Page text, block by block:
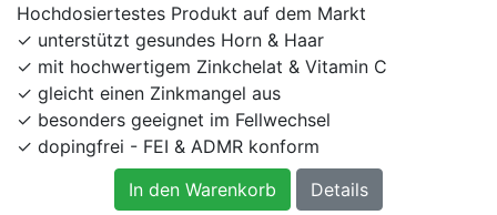
Hochdosiertestes Produkt auf dem Markt
✓ unterstützt gesundes Horn & Haar
✓ mit hochwertigem Zinkchelat & Vitamin C
✓ gleicht einen Zinkmangel aus
✓ besonders geeignet im Fellwechsel
✓ dopingfrei - FEI & ADMR konform
In den Warenkorb
Details